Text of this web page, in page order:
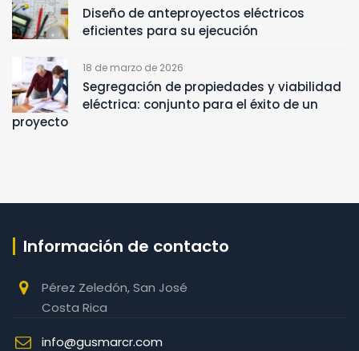
Diseño de anteproyectos eléctricos
eficientes para su ejecución
18 de marzo de 2026
Segregación de propiedades y viabilidad
eléctrica: conjunto para el éxito de un
proyecto
Información de contacto
Pérez Zeledón, San José
Costa Rica
info@gusmarcr.com